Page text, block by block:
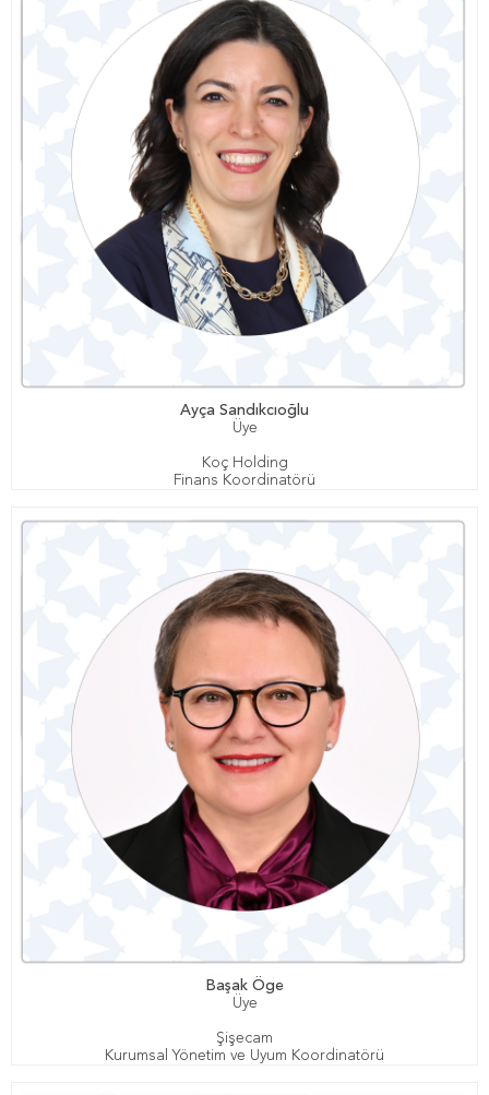
Ayça Sandıkcıoğlu
Üye
Koç Holding
Finans Koordinatörü
Başak Öge
Üye
Şişecam
Kurumsal Yönetim ve Uyum Koordinatörü